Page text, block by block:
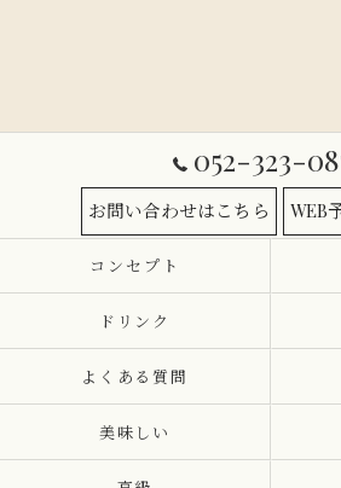
052-323-
お問い合わせはこちら WEB
コンセプト
ドリンク
よくある質問
美味しい